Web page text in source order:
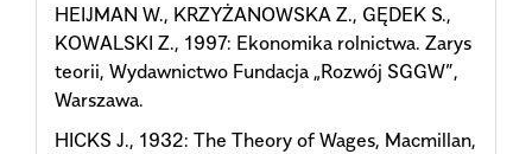
HEIJMAN W., KRZYŻANOWSKA Z., GĘDEK S.,
KOWALSKI Z., 1997: Ekonomika rolnictwa. Zarys
teorii, Wydawnictwo Fundacja „Rozwój SGGW”,
Warszawa.
HICKS J., 1932: The Theory of Wages, Macmillan,